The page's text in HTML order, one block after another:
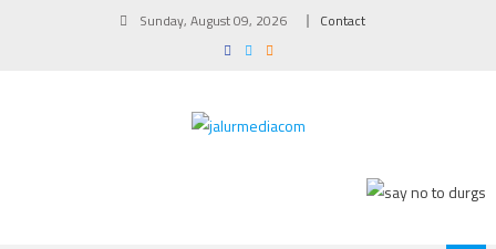
Sunday, August 09, 2026 Contact